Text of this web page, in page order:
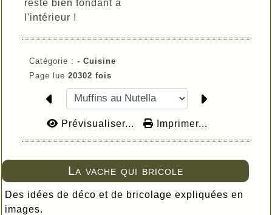
La vache qui bricole
Des idées de déco et de bricolage expliquées en
images.
reste bien fondant à
l'intérieur !
Catégorie : - Cuisine
Page lue 20302 fois
Prévisualiser... Imprimer...